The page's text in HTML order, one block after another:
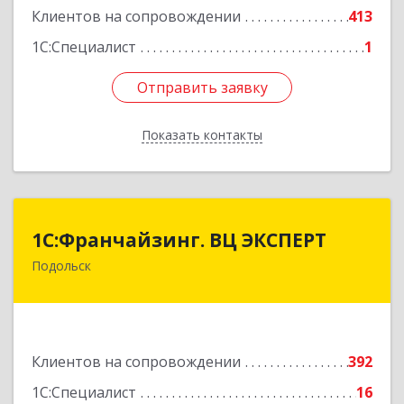
Клиентов на сопровождении
413
1С:Специалист
1
Отправить заявку
Показать контакты
Отправить заявку
Назад
1С:Франчайзинг. ВЦ ЭКСПЕРТ
Подольск
Клиентов на сопровождении
392
1С:Специалист
16
1С:Франчайзинг. ВЦ ЭКСПЕРТ